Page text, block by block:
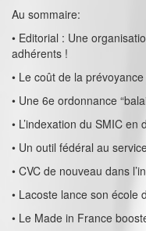
Au sommaire:
• Editorial : Une
adhérents !
• Le coût de la
• Une 6e ordonnance
• L’indexation du SMIC en
• Un outil fédéral au
• CVC de nouveau dans
• Lacoste lance son école
• Le Made in France